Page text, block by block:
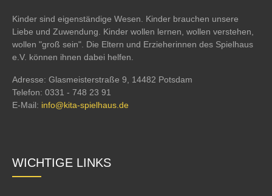
Kinder sind eigenständige Wesen. Kinder brauchen unsere
Liebe und Zuwendung. Kinder wollen lernen, wollen verstehen,
wollen "groß sein". Die Eltern und Erzieherinnen des Spielhaus
e.V. können ihnen dabei helfen.
Adresse: Glasmeisterstraße 9, 14482 Potsdam
Telefon: 0331 - 748 23 91
E-Mail: info@kita-spielhaus.de
WICHTIGE LINKS